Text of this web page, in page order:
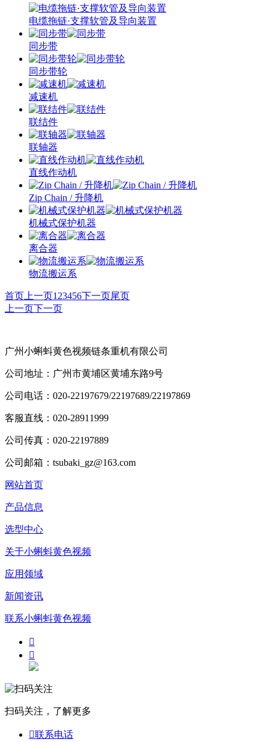
电缆拖链·支撑软管及导向装置
同步带
同步带轮
减速机
联结件
联轴器
直线作动机
Zip Chain / 升降机
机械式保护机器
离合器
物流搬运系
首页 上一页1 23456下一页尾页
上一页下一页
广州小蝌蚪黄色视频链条重机有限公司
公司地址：广州市黄埔区黄埔东路9号
公司电话：020-22197679/22197689/22197869
客服直线：020-28911999
公司传真：020-22197889
公司邮箱：tsubaki_gz@163.com
网站首页
产品信息
选型中心
关于小蝌蚪黄色视频
应用领域
新闻资讯
联系小蝌蚪黄色视频


扫码关注，了解更多
联系电话